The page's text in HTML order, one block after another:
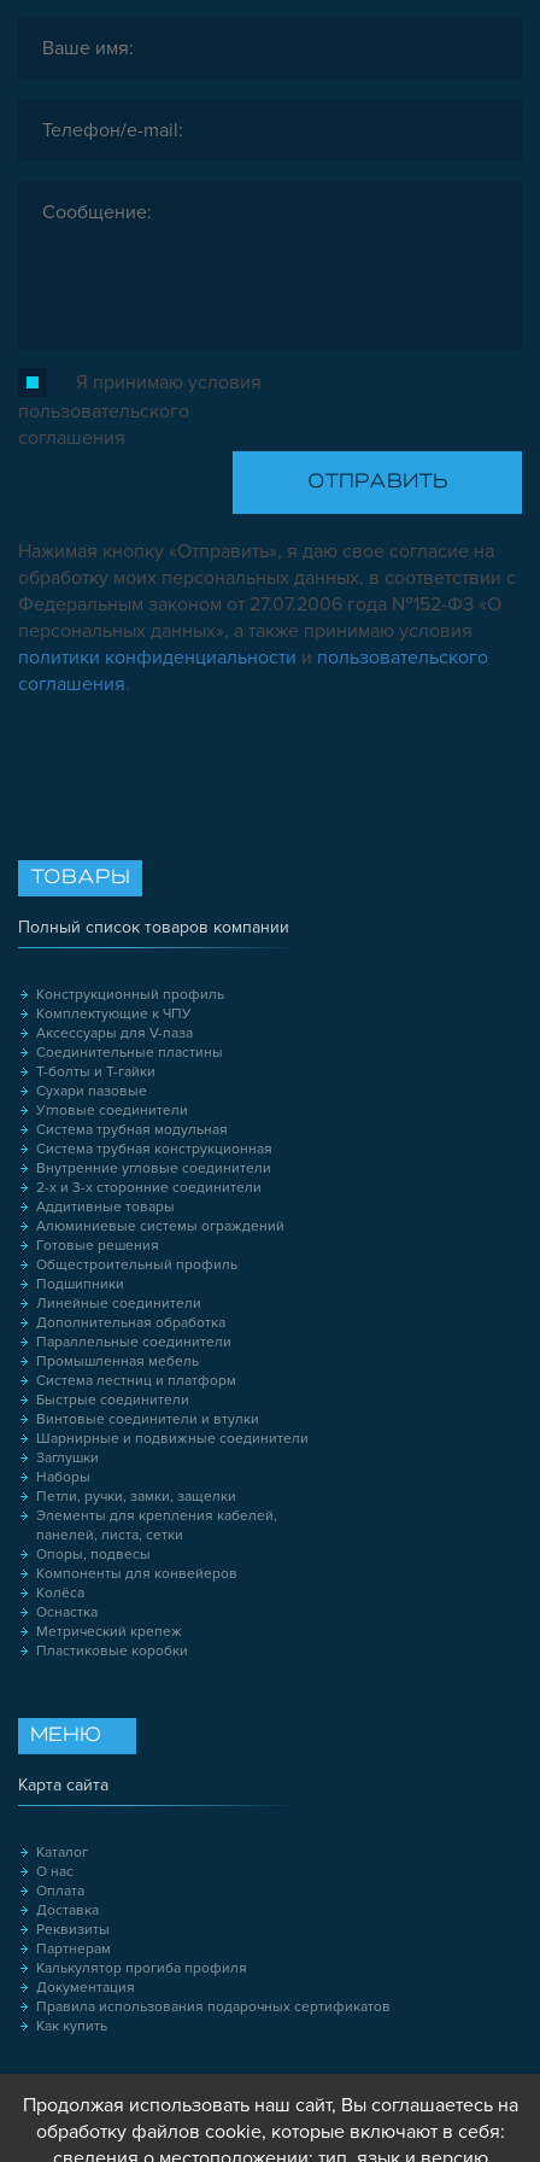
ОСНАСТКА
Я принимаю условия
пользовательского
соглашения
Нажимая кнопку «Отправить», я даю свое согласие на
обработку моих персональных данных, в соответствии с
Федеральным законом от 27.07.2006 года №152-ФЗ «О
персональных данных», а также принимаю условия
политики конфиденциальности и пользовательского
соглашения.
ТОВАРЫ
Полный список товаров компании
Конструкционный профиль
Комплектующие к ЧПУ
Аксессуары для V-паза
Соединительные пластины
Т-болты и Т-гайки
Сухари пазовые
Угловые соединители
Система трубная модульная
Система трубная конструкционная
Внутренние угловые соединители
2-х и 3-х сторонние соединители
Аддитивные товары
Алюминиевые системы ограждений
Готовые решения
Общестроительный профиль
Подшипники
Линейные соединители
Дополнительная обработка
Параллельные соединители
Промышленная мебель
Система лестниц и платформ
Быстрые соединители
Винтовые соединители и втулки
Шарнирные и подвижные соединители
Заглушки
Наборы
Петли, ручки, замки, защелки
Элементы для крепления кабелей,
панелей, листа, сетки
Опоры, подвесы
Компоненты для конвейеров
Колёса
Оснастка
Метрический крепеж
Пластиковые коробки
МЕНЮ
Карта сайта
Каталог
О нас
Оплата
Доставка
Реквизиты
Партнерам
Калькулятор прогиба профиля
Документация
Правила использования подарочных сертификатов
Как купить
Продолжая использовать наш сайт, Вы соглашаетесь на
обработку файлов cookie, которые включают в себя: